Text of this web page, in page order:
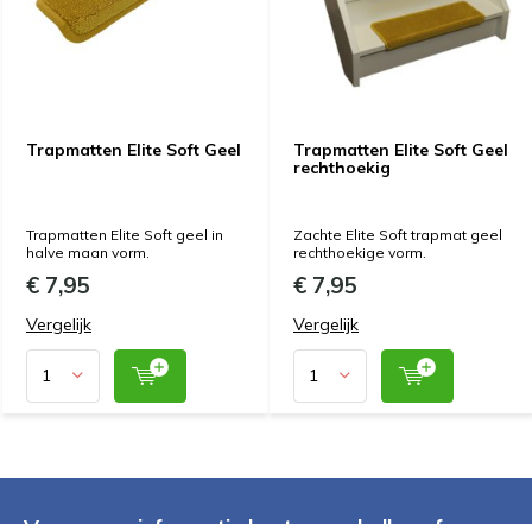
Trapmatten Elite Soft Geel
Trapmatten Elite Soft geel in
halve maan vorm.
€ 7,95
Vergelijk
Trapmatten Elite Soft Geel
rechthoekig
Zachte Elite Soft trapmat geel
rechthoekige vorm.
€ 7,95
Vergelijk